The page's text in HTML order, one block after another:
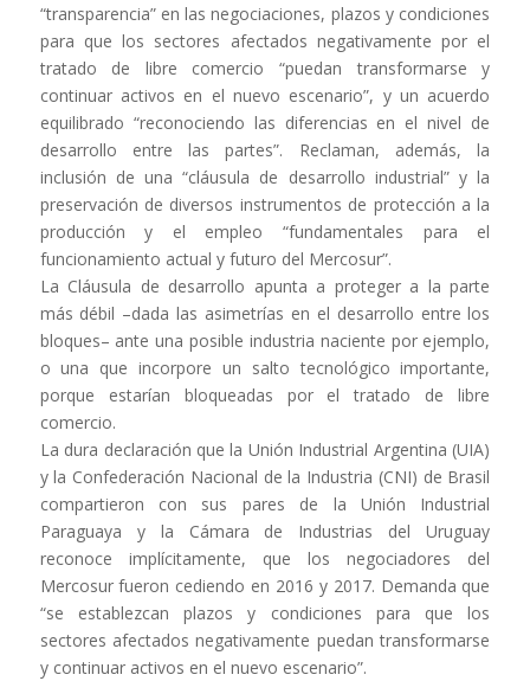
“transparencia” en las negociaciones, plazos y condiciones
para que los sectores afectados negativamente por el
tratado de libre comercio “puedan transformarse y
continuar activos en el nuevo escenario”, y un acuerdo
equilibrado “reconociendo las diferencias en el nivel de
desarrollo entre las partes”. Reclaman, además, la
inclusión de una “cláusula de desarrollo industrial” y la
preservación de diversos instrumentos de protección a la
producción y el empleo “fundamentales para el
funcionamiento actual y futuro del Mercosur”.
La Cláusula de desarrollo apunta a proteger a la parte
más débil –dada las asimetrías en el desarrollo entre los
bloques– ante una posible industria naciente por ejemplo,
o una que incorpore un salto tecnológico importante,
porque estarían bloqueadas por el tratado de libre
comercio.
La dura declaración que la Unión Industrial Argentina (UIA)
y la Confederación Nacional de la Industria (CNI) de Brasil
compartieron con sus pares de la Unión Industrial
Paraguaya y la Cámara de Industrias del Uruguay
reconoce implícitamente, que los negociadores del
Mercosur fueron cediendo en 2016 y 2017. Demanda que
“se establezcan plazos y condiciones para que los
sectores afectados negativamente puedan transformarse
y continuar activos en el nuevo escenario”.